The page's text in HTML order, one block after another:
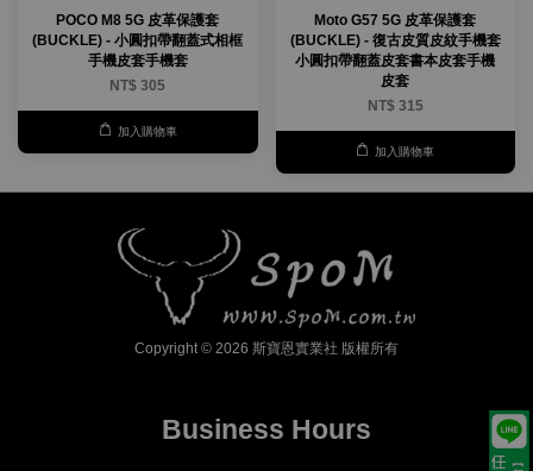
POCO M8 5G 皮革保護套
(BUCKLE) - 小圓扣帶翻蓋式相框
手機皮套手機套
NT$ 305
加入購物車
Moto G57 5G 皮革保護套
(BUCKLE) - 復古皮質皮紋手機套
小圓扣帶翻蓋皮套書本皮套手機
皮套
NT$ 315
加入購物車
Copyright © 2026 斯寶恩實業社 版權所有
Business Hours